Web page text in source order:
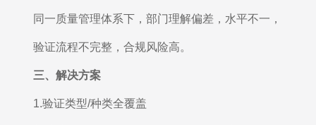
同一质量管理体系下，部门理解偏差，水平不一，
验证流程不完整，合规风险高。
三、 解决方案
1.验证类型/种类全覆盖